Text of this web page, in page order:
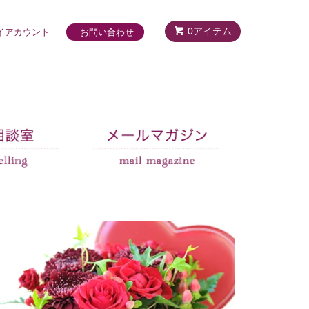
0アイテム
アカウント お問い合わせ